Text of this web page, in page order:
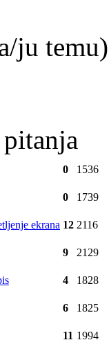
ju
0 1536
0 1739
ekrana 12 2116
9 2129
4 1828
6 1825
11 1994